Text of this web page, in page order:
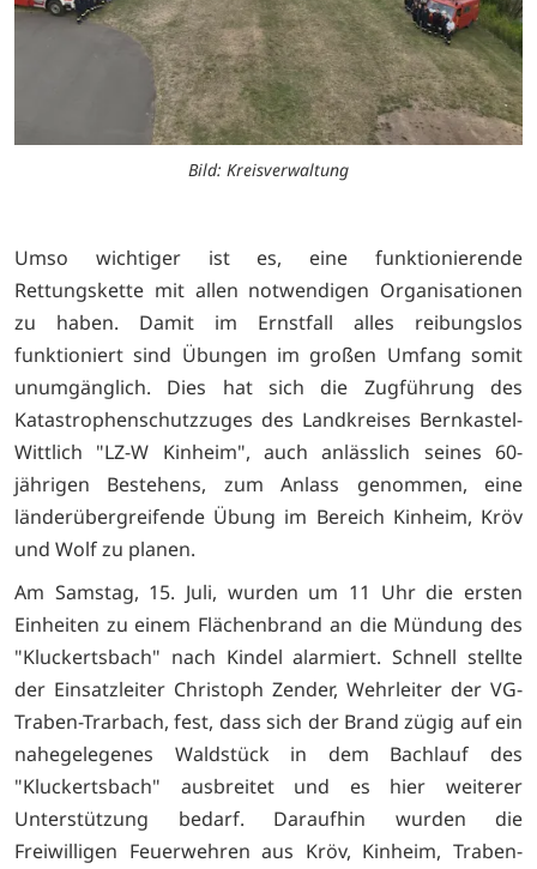
Bild: Kreisverwaltung
Umso wichtiger ist es, eine funktionierende
Rettungskette mit allen notwendigen Organisationen
zu haben. Damit im Ernstfall alles reibungslos
funktioniert sind Übungen im großen Umfang somit
unumgänglich. Dies hat sich die Zugführung des
Katastrophenschutzzuges des Landkreises Bernkastel-
Wittlich "LZ-W Kinheim", auch anlässlich seines 60-
jährigen Bestehens, zum Anlass genommen, eine
länderübergreifende Übung im Bereich Kinheim, Kröv
und Wolf zu planen.
Am Samstag, 15. Juli, wurden um 11 Uhr die ersten
Einheiten zu einem Flächenbrand an die Mündung des
"Kluckertsbach" nach Kindel alarmiert. Schnell stellte
der Einsatzleiter Christoph Zender, Wehrleiter der VG-
Traben-Trarbach, fest, dass sich der Brand zügig auf ein
nahegelegenes Waldstück in dem Bachlauf des
"Kluckertsbach" ausbreitet und es hier weiterer
Unterstützung bedarf. Daraufhin wurden die
Freiwilligen Feuerwehren aus Kröv, Kinheim, Traben-